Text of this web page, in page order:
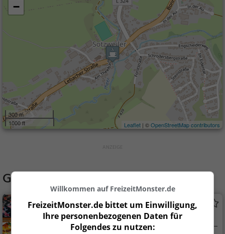
−
300 m
1000 ft
Leaflet | ©OpenStreetMap contributors
Gaststätten in der Nähe von
Bistro absolute
Bistro in Lebach
Willkommen auf FreizeitMonster.de
FreizeitMonster.de bittet um Einwilligung,
Ihre personenbezogenen Daten für
Folgendes zu nutzen: